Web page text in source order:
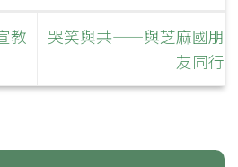
教
哭笑與共——與芝麻國朋
友同行